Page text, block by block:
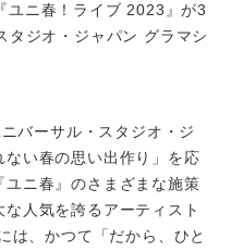
ニ春！ライブ 2023』が3
タジオ・ジャパン グラマシ
バーサル・スタジオ・ジ
い春の思い出作り」を応
ニ春』のさまざまな施策
人気を誇るアーティスト
は、かつて「だから、ひと